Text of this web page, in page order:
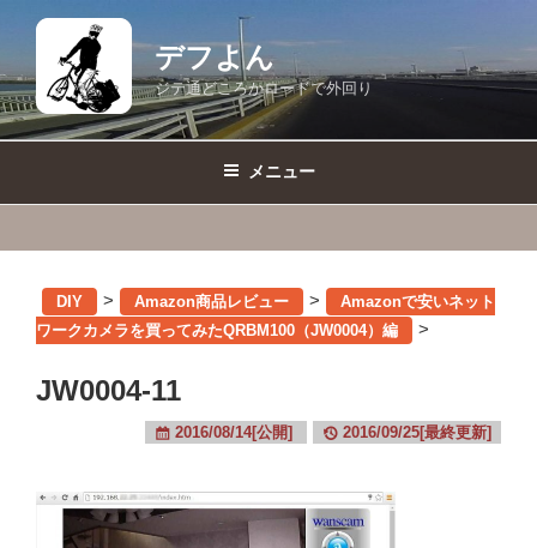
テ
ン
ツ
デフよん
ジテ通どころかロードで外回り
メニュー
DIY > Amazon商品レビュー >
Amazonで安いネット
ワークカメラを買ってみたQRBM100（JW0004）編
>
JW0004-11
2016/08/14[公開] 2016/09/25[最終更新]